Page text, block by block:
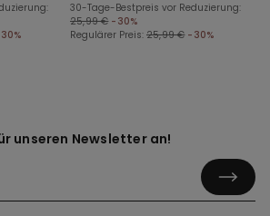
Kinder
30-Tage-Bestpreis vor Reduzierung:
25,99 € -30%
Regulärer Preis: 25,99 € -30%
unseren Newsletter an!